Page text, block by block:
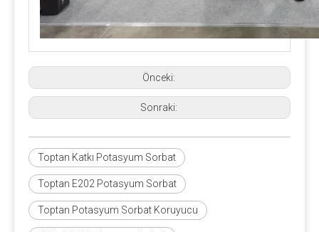
Önceki:
Sonraki:
Toptan Katkı Potasyum Sorbat
Toptan E202 Potasyum Sorbat
Toptan Potasyum Sorbat Koruyucu